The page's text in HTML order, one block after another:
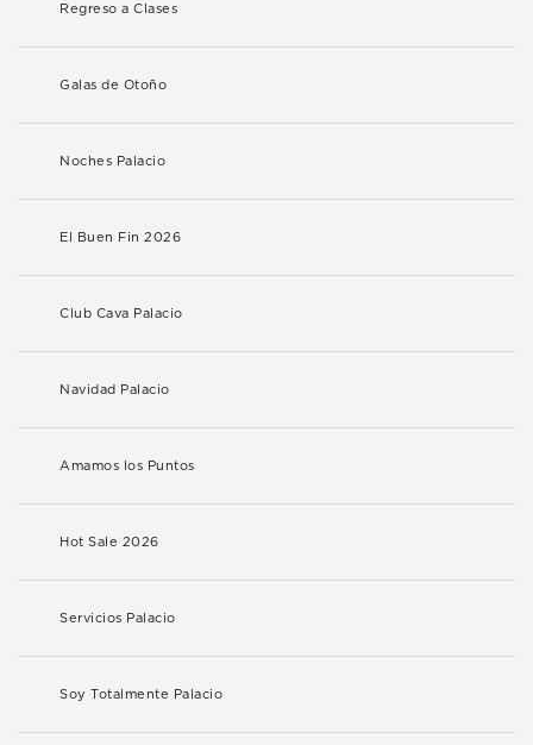
Regreso a Clases
Galas de Otoño
Noches Palacio
El Buen Fin 2026
Club Cava Palacio
Navidad Palacio
Amamos los Puntos
Hot Sale 2026
Servicios Palacio
Soy Totalmente Palacio